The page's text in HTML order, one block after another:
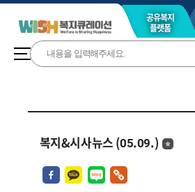
공유복지
플랫폼
복지&시사뉴스 (05.09.)